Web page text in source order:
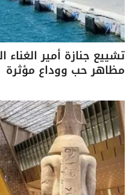
تشييع جنازة أمير
مظاهر حب ووداع مؤثرة